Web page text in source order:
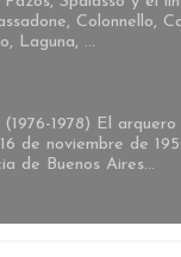
Colonnello,
Laguna, ...
(1976-1978) El
de noviembre de
de Buenos Aires...